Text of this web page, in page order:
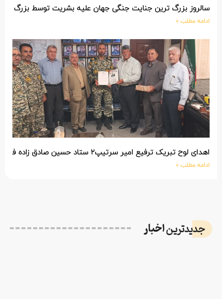
سالروز بزرگ ترین جنایت جنگی جهان علیه بشریت توسط بزرگ
ادامه مطلب »
اهدای لوح تبریک ترفیع امیر سرتیپ۲ ستاد حسین صادق زاده فرمانده تیپ ۲۵ واکنش سریع شهید آبگون نزاجا مستقر در تبریز
ادامه مطلب »
جدیدتریناخبار